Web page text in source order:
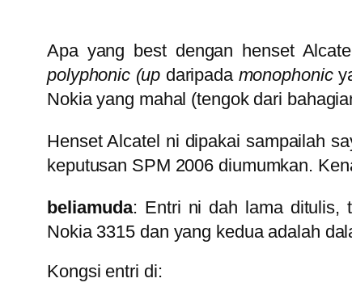
Apa yang best dengan henset
polyphonic (up daripada monophonic
Nokia yang mahal (tengok dari
Henset Alcatel ni dipakai sampailah
keputusan SPM 2006 diumumkan.
beliamuda: Entri ni dah lama ditulis,
Nokia 3315 dan yang kedua adalah
Kongsi entri di: